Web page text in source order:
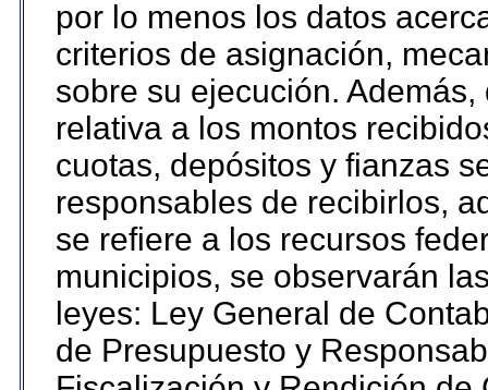
por lo menos los datos
criterios de asignación,
sobre su ejecución.
relativa a los montos
cuotas, depósitos y fianzas
responsables de recibirlos,
se refiere a los recursos
municipios, se observarán
leyes: Ley General de
de Presupuesto y